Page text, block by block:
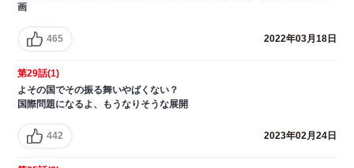
画
465 2022年03月18日
第29話(1)
よその国でその振る舞いやばくない？
国際問題になるよ、もうなりそうな展開
442 2023年02月24日